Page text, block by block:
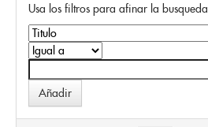
Usa los filtros para afinar la busqueda.